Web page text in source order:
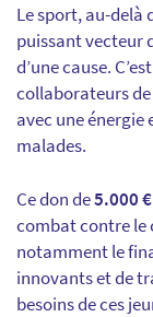
Le sport, au-delà
puissant vecteur
d’une cause.
collaborateurs de
avec une
malades.
Ce don de5.000 €
combat contre le
notamment le
innovants et de
besoins de ces